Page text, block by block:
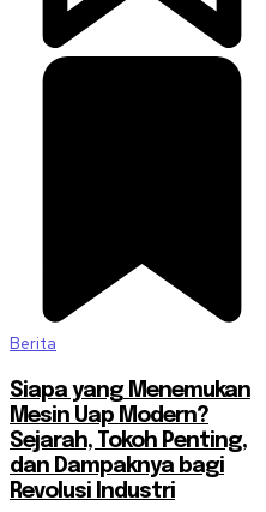
Berita
Siapa yang Menemukan
Mesin Uap Modern?
Sejarah, Tokoh Penting,
dan Dampaknya bagi
Revolusi Industri